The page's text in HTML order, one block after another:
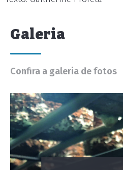
Galeria
Confira a galeria de fotos